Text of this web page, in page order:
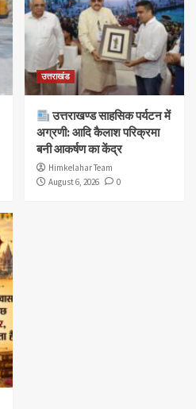
उत्तराखंड
उत्तराखण्ड साहसिक पर्यटन में
अग्रणी: आदि कैलाश परिक्रमा
बनी आकर्षण का केंद्र
Himkelahar Team
August 6, 2026
0